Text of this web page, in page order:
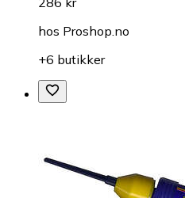
hos Proshop.no
+6 butikker